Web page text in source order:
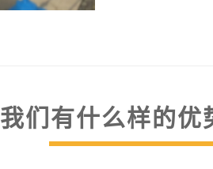
我们有什么样的优